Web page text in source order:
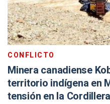
CONFLICTO
Minera canadiense
territorio indígena en
tensión en la Cordillera